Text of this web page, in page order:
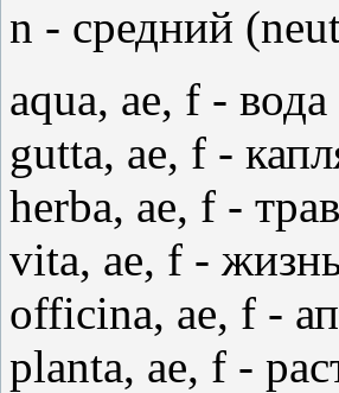
n - средний
aqua, ae, f - вода
gutta, ae, f -
herba, ae, f -
vita, ae, f -
officina, ae, f -
planta, ae, f -